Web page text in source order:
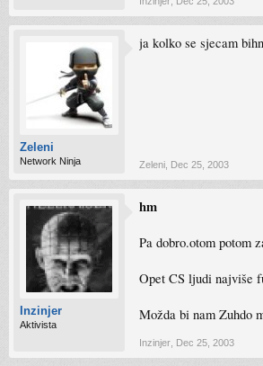
Zeleni
Network Ninja
ja kolko se sjecam
Zeleni Dec 25, 2003
Inzinjer
Aktivista
hm
Pa dobro.otom potom
Opet CS ljudi najviše
Možda bi nam Zuhdo
Inzinjer Dec 25, 2003